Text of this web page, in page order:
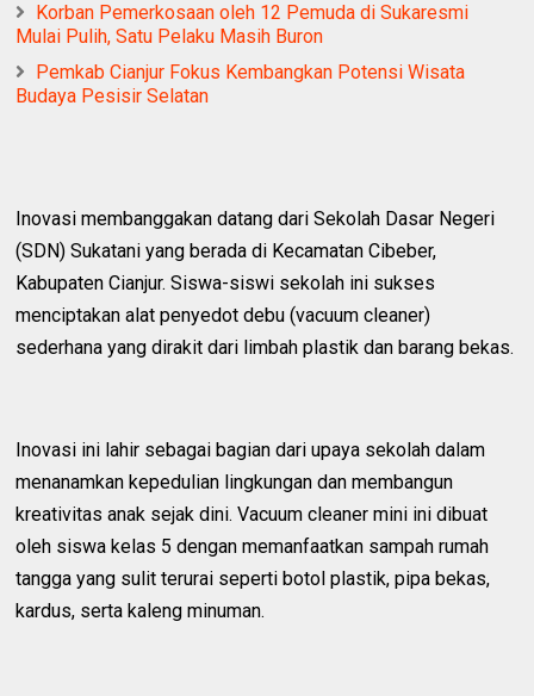
Korban Pemerkosaan oleh 12 Pemuda di Sukaresmi
Mulai Pulih, Satu Pelaku Masih Buron
Pemkab Cianjur Fokus Kembangkan Potensi Wisata
Budaya Pesisir Selatan
Inovasi membanggakan datang dari Sekolah Dasar Negeri
(SDN) Sukatani yang berada di Kecamatan Cibeber,
Kabupaten Cianjur. Siswa-siswi sekolah ini sukses
menciptakan alat penyedot debu (vacuum cleaner)
sederhana yang dirakit dari limbah plastik dan barang bekas.
Inovasi ini lahir sebagai bagian dari upaya sekolah dalam
menanamkan kepedulian lingkungan dan membangun
kreativitas anak sejak dini. Vacuum cleaner mini ini dibuat
oleh siswa kelas 5 dengan memanfaatkan sampah rumah
tangga yang sulit terurai seperti botol plastik, pipa bekas,
kardus, serta kaleng minuman.